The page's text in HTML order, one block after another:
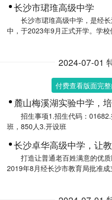
长沙市珺琟高级中学
长沙市珺琟高级中学，是经
中，于2023年9月正式开学。学校
2024-07-01
付费查看版面完
麓山梅溪湖实验中学，
招生事项1.招生代码：
班，850人3.开设班
长沙卓华高级中学，让
打造让普通老百姓满意的优
2019年8月经长沙市教育局批准成